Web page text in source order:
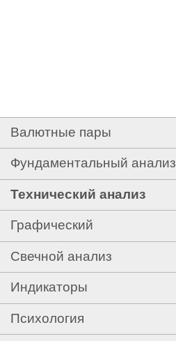
Валютные пары
Фундаментальный анализ
Технический анализ
Графический
Свечной анализ
Индикаторы
Психология